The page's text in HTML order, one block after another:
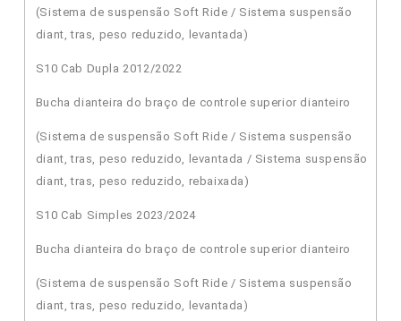
(Sistema de suspensão Soft Ride / Sistema suspensão
diant, tras, peso reduzido, levantada)
S10 Cab Dupla 2012/2022
Bucha dianteira do braço de controle superior dianteiro
(Sistema de suspensão Soft Ride / Sistema suspensão
diant, tras, peso reduzido, levantada / Sistema suspensão
diant, tras, peso reduzido, rebaixada)
S10 Cab Simples 2023/2024
Bucha dianteira do braço de controle superior dianteiro
(Sistema de suspensão Soft Ride / Sistema suspensão
diant, tras, peso reduzido, levantada)